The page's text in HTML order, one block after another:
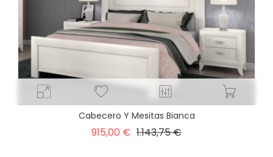
Cabecero Y Mesitas Bianca
915,00 € Precio
1.143,75 €Precio